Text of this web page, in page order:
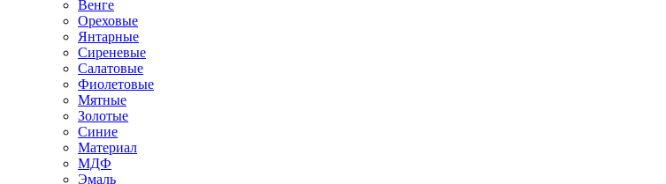
Венге
Ореховые
Янтарные
Сиреневые
Салатовые
Фиолетовые
Мятные
Золотые
Синие
Материал
МДФ
Эмаль